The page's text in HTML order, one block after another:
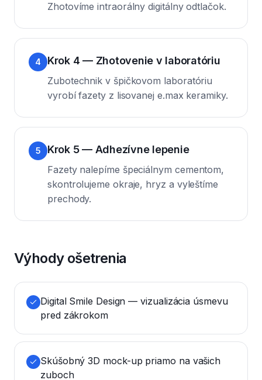
Zhotovíme intraorálny digitálny odtlačok.
4 Krok 4 — Zhotovenie v laboratóriu
Zubotechnik v špičkovom laboratóriu
vyrobí fazety z lisovanej e.max keramiky.
5 Krok 5 — Adhezívne lepenie
Fazety nalepíme špeciálnym cementom,
skontrolujeme okraje, hryz a vyleštíme
prechody.
Výhody ošetrenia
Digital Smile Design — vizualizácia úsmevu
pred zákrokom
Skúšobný 3D mock-up priamo na vašich
zuboch